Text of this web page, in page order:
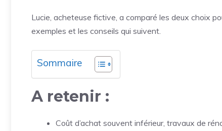
Lucie, acheteuse fictive, a comparé les deux choix
exemples et les conseils qui suivent.
Sommaire
A retenir :
Coût d’achat souvent inférieur, travaux de